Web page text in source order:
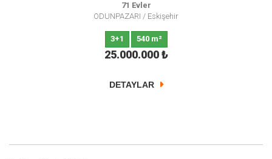
71 Evler
ODUNPAZARI / Eskişehir
3+1 540 m²
25.000.000 ₺
DETAYLAR